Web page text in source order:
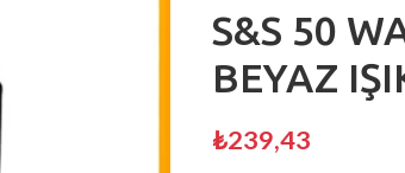
S&S 50
BEYAZ
₺239,43